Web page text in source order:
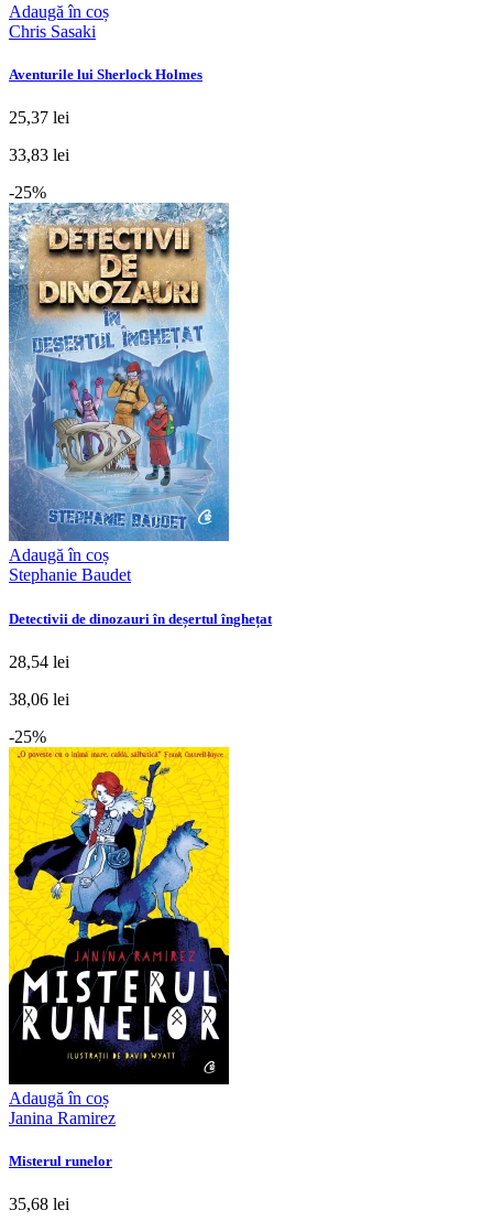
Adaugă în coș
Chris Sasaki
Aventurile lui Sherlock Holmes
25,37 lei
33,83 lei
-25%
Adaugă în coș
Stephanie Baudet
Detectivii de dinozauri în deșertul înghețat
28,54 lei
38,06 lei
-25%
Adaugă în coș
Janina Ramirez
Misterul runelor
35,68 lei